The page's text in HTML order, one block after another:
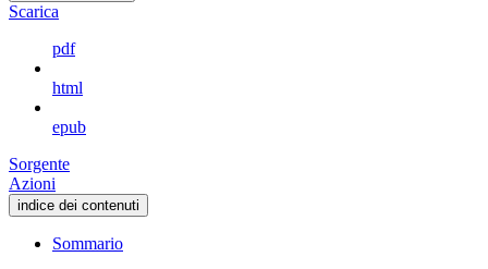
Scarica
pdf
html
epub
Sorgente
Azioni
indice dei contenuti
Sommario